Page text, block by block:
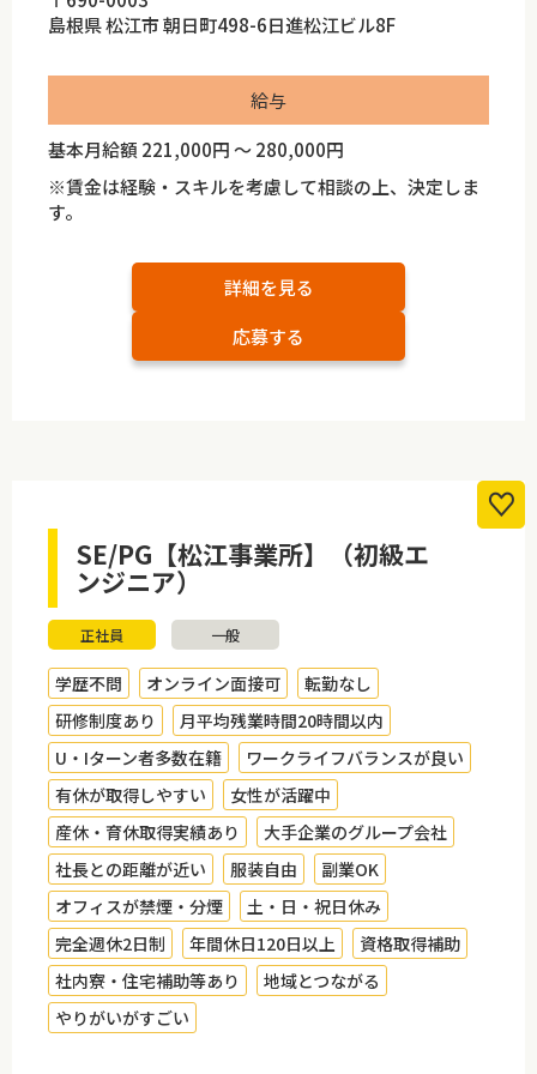
島根県 松江市 朝日町498-6日進松江ビル8F
給与
基本月給額 221,000円 ～ 280,000円
※賃金は経験・スキルを考慮して相談の上、決定しま
す。
詳細を見る
応募する
SE/PG【松江事業所】（初級エ
ンジニア）
正社員 一般
学歴不問 オンライン面接可
転勤なし
研修制度あり
月平均残業時間20時間以内
U・Iターン者多数在籍
ワークライフバランスが良い
有休が取得しやすい
女性が活躍中
産休・育休取得実績あり
大手企業のグループ会社
社長との距離が近い
服装自由
副業OK
オフィスが禁煙・分煙
土・日・祝日休み
完全週休2日制
年間休日120日以上
資格取得補助
社内寮・住宅補助等あり
地域とつながる
やりがいがすごい